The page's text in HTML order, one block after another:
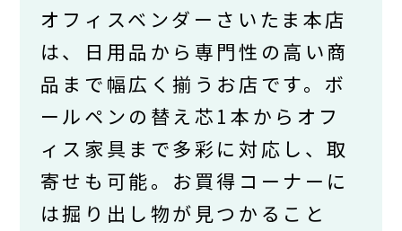
オフィスベンダーさいたま本店
は、日用品から専門性の高い商
品まで幅広く揃うお店です。ボ
ールペンの替え芯1本からオフ
ィス家具まで多彩に対応し、取
寄せも可能。お買得コーナーに
は掘り出し物が見つかること